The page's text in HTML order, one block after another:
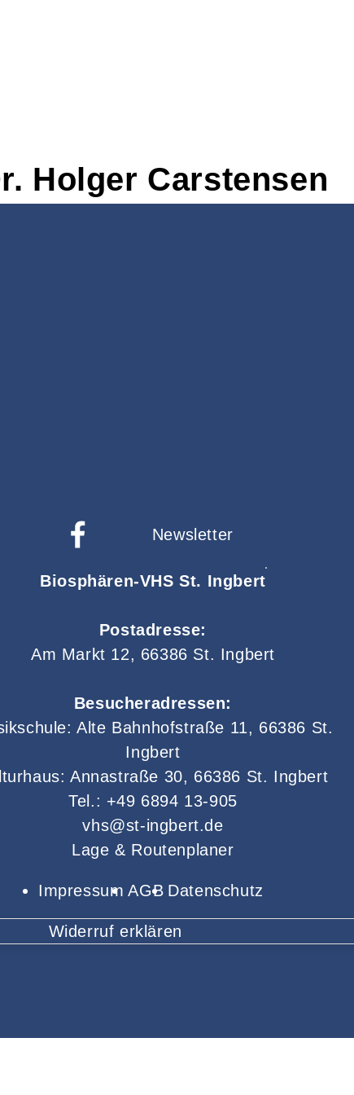
Holger Carstensen
Newsletter
Biosphären-VHS St. Ingbert
Postadresse:
Am Markt 12, 66386 St. Ingbert
Besucheradressen:
Alte Bahnhofstraße 11, 66386 St.
Ingbert
Annastraße 30, 66386 St. Ingbert
Tel.: +49 6894 13-905
vhs@st-ingbert.de
Lage & Routenplaner
Impressum AGB Datenschutz
Widerruf erklären